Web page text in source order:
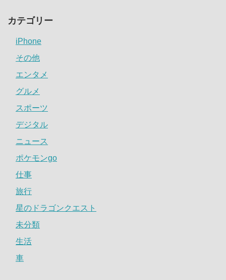
カテゴリー
iPhone
その他
エンタメ
グルメ
スポーツ
デジタル
ニュース
ポケモンgo
仕事
旅行
星のドラゴンクエスト
未分類
生活
車